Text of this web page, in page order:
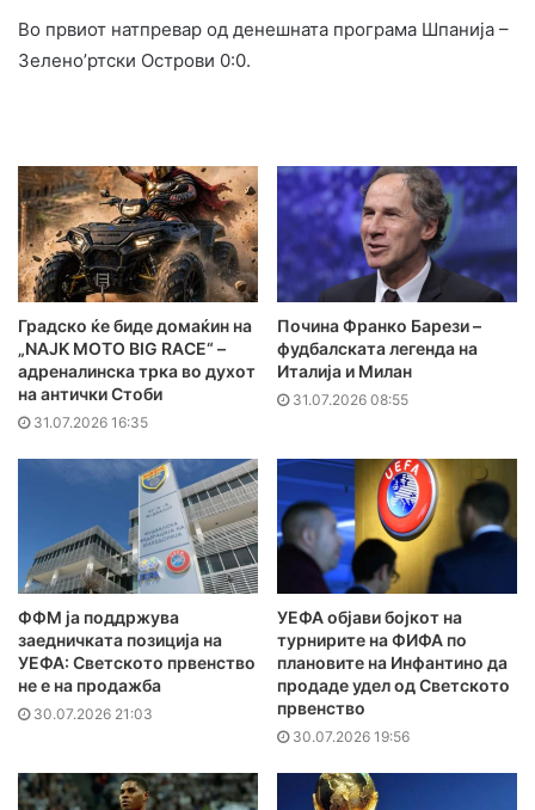
Во првиот натпревар од денешната програма Шпанија –
Зелено’ртски Острови 0:0.
Градско ќе биде домаќин на
„NAJK MOTO BIG RACE“ –
адреналинска трка во духот
на антички Стоби
31.07.2026 16:35
Почина Франко Барези –
фудбалската легенда на
Италија и Милан
31.07.2026 08:55
ФФМ ја поддржува
заедничката позиција на
УЕФА: Светското првенство
не е на продажба
30.07.2026 21:03
УЕФА објави бојкот на
турнирите на ФИФА по
плановите на Инфантино да
продаде удел од Светското
првенство
30.07.2026 19:56